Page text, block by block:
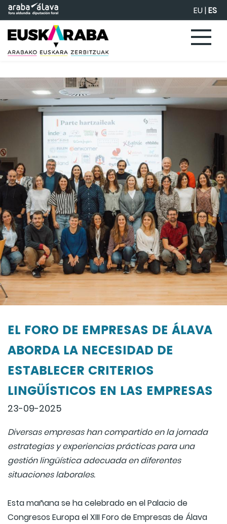
Saltar al contenido principal EU|ES
EL FORO DE EMPRESAS DE ÁLAVA
ABORDA LA NECESIDAD DE
ESTABLECER CRITERIOS
LINGÜÍSTICOS EN LAS EMPRESAS
23-09-2025
Diversas empresas han compartido en la jornada
estrategias y experiencias prácticas para una
gestión lingüística adecuada en diferentes
situaciones laborales.
Esta mañana se ha celebrado en el Palacio de
Congresos Europa el XIII Foro de Empresas de Álava